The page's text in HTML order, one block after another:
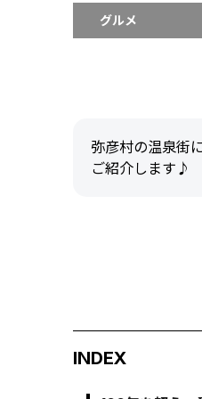
グルメ
弥彦村の温泉街
ご紹介します♪
INDEX